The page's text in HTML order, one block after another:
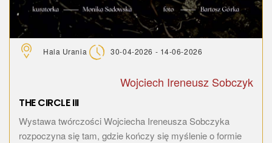
Hala Urania 30-04-2026 - 14-06-2026
Wojciech Ireneusz Sobczyk
THE CIRCLE III
Wystawa twórczości Wojciecha Ireneusza Sobczyka
rozpoczyna się tam, gdzie kończy się myślenie o formie